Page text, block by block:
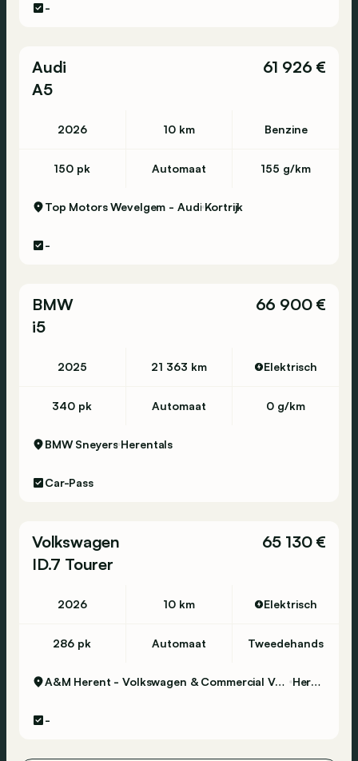
-
Audi
A5
61 926 €
2026 10 km Benzine
150 pk Automaat 155 g/km
Top Motors Wevelgem - Audi Kortrijk
-
BMW
i5
66 900 €
2025 21 363 km Elektrisch
340 pk Automaat 0 g/km
BMW Sneyers Herentals
Car-Pass
Volkswagen
ID.7 Tourer
65 130 €
2026 10 km Elektrisch
286 pk Automaat Tweedehands
A&M Herent - Volkswagen & Commercial Vehicles Herent
-